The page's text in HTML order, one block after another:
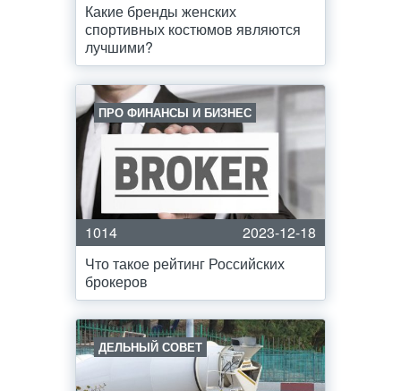
Какие бренды женских
спортивных костюмов являются
лучшими?
ПРО ФИНАНСЫ И БИЗНЕС
1014
2023-12-18
Что такое рейтинг Российских
брокеров
ДЕЛЬНЫЙ СОВЕТ